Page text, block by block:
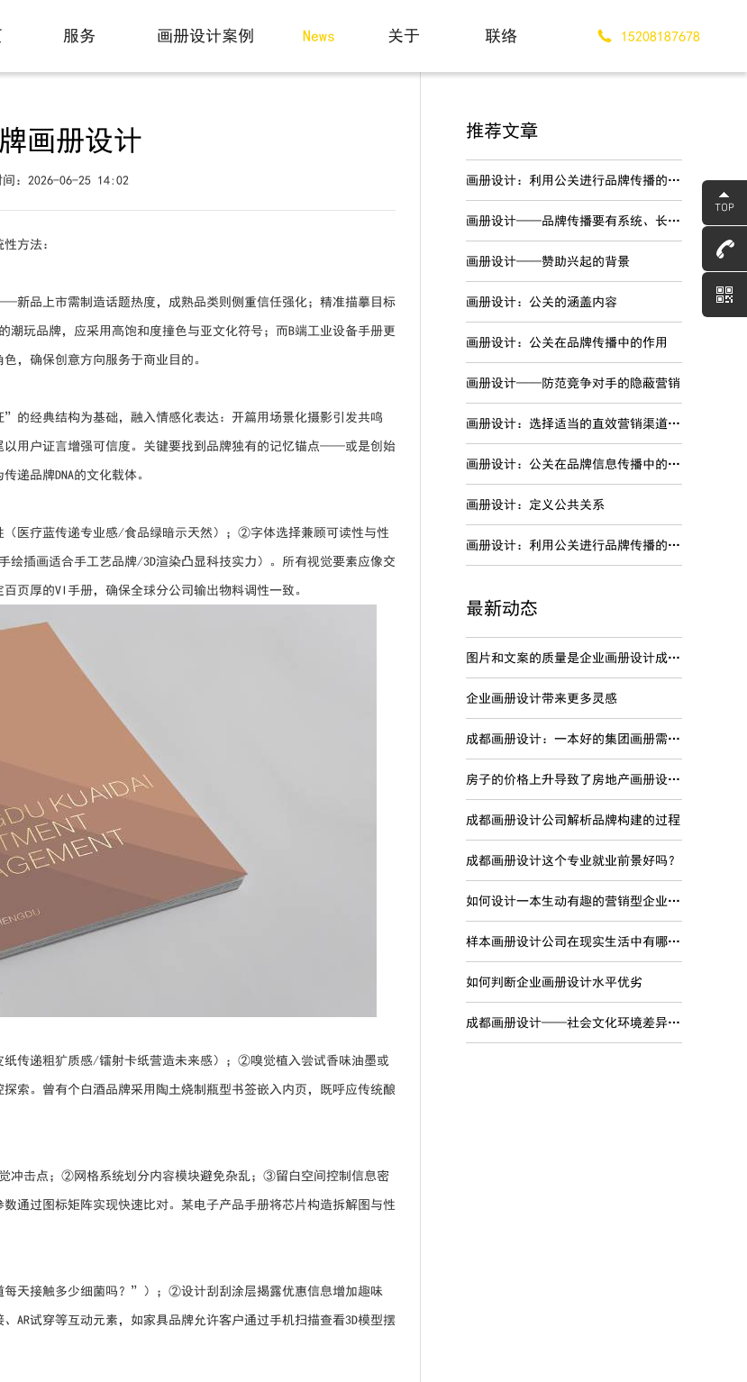
15208187678
服务
画册设计案例
News
关于
联络
画册设计
间：2026-06-25 14:02
方法：
品上市需制造话题热度，成熟品类则侧重信任强化；精准描摹目标
潮玩品牌，应采用高饱和度撞色与亚文化符号；而B端工业设备手册更
，确保创意方向服务于商业目的。
经典结构为基础，融入情感化表达：开篇用场景化摄影引发共鸣
以用户证言增强可信度。关键要找到品牌独有的记忆锚点——或是创始
递品牌DNA的文化载体。
医疗蓝传递专业感/食品绿暗示天然）；②字体选择兼顾可读性与性
插画适合手工艺品牌/3D渲染凸显科技实力）。所有视觉要素应像交
页厚的VI手册，确保全球分公司输出物料调性一致。
传递粗犷质感/镭射卡纸营造未来感）；②嗅觉植入尝试香味油墨或
索。曾有个白酒品牌采用陶土烧制瓶型书签嵌入内页，既呼应传统酿
冲击点；②网格系统划分内容模块避免杂乱；③留白空间控制信息密
通过图标矩阵实现快速比对。某电子产品手册将芯片构造拆解图与性
天接触多少细菌吗？”）；②设计刮刮涂层揭露优惠信息增加趣味
试穿等互动元素，如家具品牌允许客户通过手机扫描查看3D模型摆
推荐文章
画册设计：利用公关进行品牌传播的优势
画册设计——品牌传播要有系统、长期的战略规划
画册设计——赞助兴起的背景
画册设计：公关的涵盖内容
画册设计：公关在品牌传播中的作用
画册设计——防范竞争对手的隐蔽营销
画册设计：选择适当的直效营销渠道进行品牌传播
画册设计：公关在品牌信息传播中的特点
画册设计：定义公共关系
画册设计：利用公关进行品牌传播的劣势
最新动态
图片和文案的质量是企业画册设计成功关键
企业画册设计带来更多灵感
成都画册设计：一本好的集团画册需要内容准确
房子的价格上升导致了房地产画册设计变得非常的火爆吗？
成都画册设计公司解析品牌构建的过程
成都画册设计这个专业就业前景好吗？
如何设计一本生动有趣的营销型企业宣传画册
样本画册设计公司在现实生活中有哪些现实意义？
如何判断企业画册设计水平优劣
成都画册设计——社会文化环境差异对品牌国际化的影响